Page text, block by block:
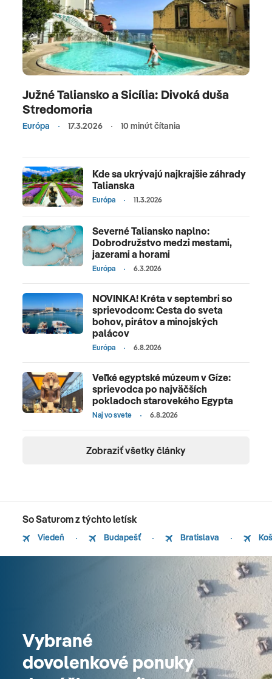
Južné Taliansko a Sicília: Divoká duša
Stredomoria
Európa 17.3.2026 10 minút čítania
Kde sa ukrývajú najkrajšie záhrady
Talianska
Európa 11.3.2026
Severné Taliansko naplno:
Dobrodružstvo medzi mestami,
jazerami a horami
Európa 6.3.2026
NOVINKA! Kréta v septembri so
sprievodcom: Cesta do sveta
bohov, pirátov a minojských
palácov
Európa 6.8.2026
Veľké egyptské múzeum v Gíze:
sprievodca po najväčších
pokladoch starovekého Egypta
Naj vo svete 6.8.2026
Zobraziť všetky články
So Saturom z týchto letísk
Viedeň Budapešť Bratislava
Vybrané
dovolenkové ponuky